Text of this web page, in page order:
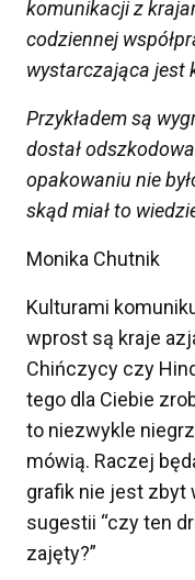
komunikacji z
codziennej
wystarczająca jest
Przykładem są
dostał
opakowaniu nie
skąd miał to
Monika Chutnik
Kulturami
wprost są kraje
Chińczycy czy
tego dla Ciebie
to niezwykle
mówią. Raczej
grafik nie jest zbyt
sugestii “czy ten
zajęty?”